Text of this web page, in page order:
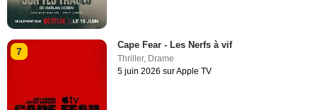
7
Cape Fear - Les Nerfs à vif
Thriller, Drame
5 juin 2026 sur Apple TV